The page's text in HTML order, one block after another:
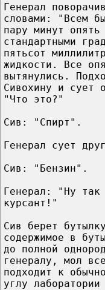
Генерал
словами: "Всем
пару минут опять
стандартными
пятьсот
жидкости. Все
вытянулись.
Сивохину и сует
"Что это?"
Сив: "Спирт".
Генерал сует
Сив: "Бензин".
Генерал: "Ну так
курсант!"
Сив берет
содержимое в
до полной
генералу, мол
подходит к
углу